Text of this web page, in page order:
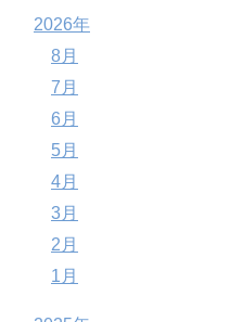
2026年
8月
7月
6月
5月
4月
3月
2月
1月